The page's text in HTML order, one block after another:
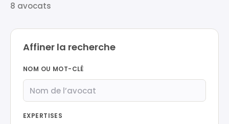
8 avocats
Affiner la recherche
NOM OU MOT-CLÉ
EXPERTISES